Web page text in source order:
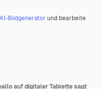
KI-Bildgenerator und bearbeite
auf digitaler Tablette sagt